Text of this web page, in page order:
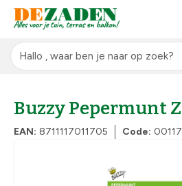
Buzzy Pepermunt
EAN: 8711117011705 Code: